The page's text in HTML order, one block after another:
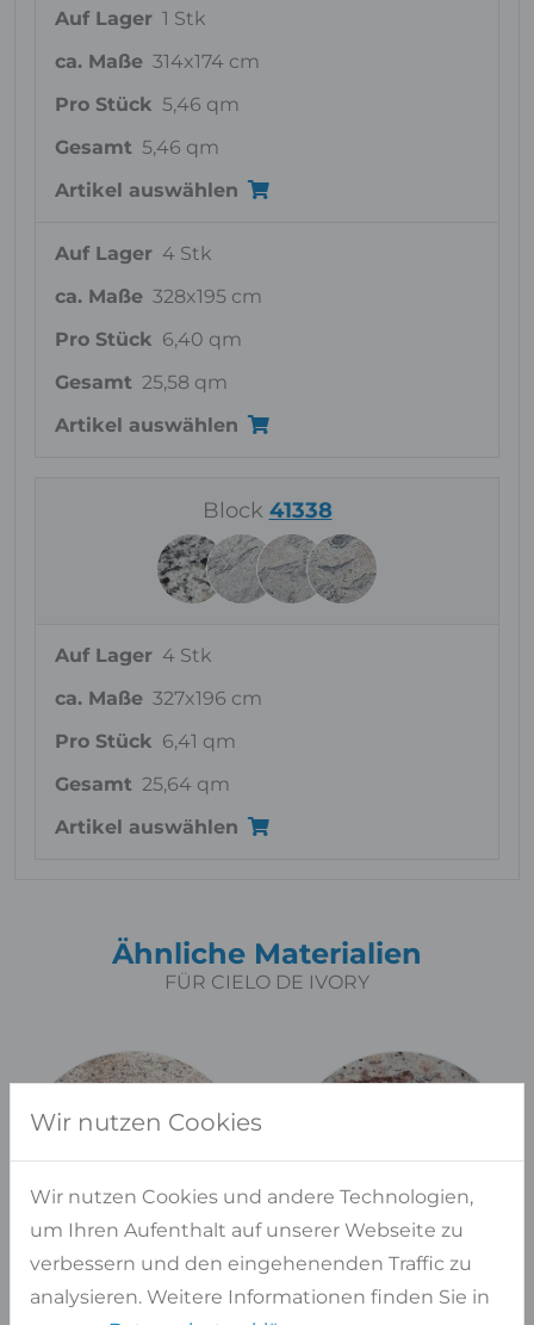
Auf Lager 1 Stk
ca. Maße 314x174 cm
Pro Stück 5,46 qm
Gesamt 5,46 qm
Artikel auswählen
Auf Lager 4 Stk
ca. Maße 328x195 cm
Pro Stück 6,40 qm
Gesamt 25,58 qm
Artikel auswählen
Block 41338
Auf Lager 4 Stk
ca. Maße 327x196 cm
Pro Stück 6,41 qm
Gesamt 25,64 qm
Artikel auswählen
Ähnliche Materialien
FÜR CIELO DE IVORY
Wir nutzen Cookies
Wir nutzen Cookies und andere Technologien,
um Ihren Aufenthalt auf unserer Webseite zu
verbessern und den eingehenenden Traffic zu
analysieren. Weitere Informationen finden Sie in